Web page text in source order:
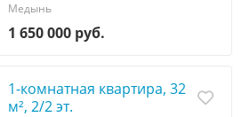
1 650 000 руб.
Медынь
1-комнатная квартира, 32
м², 2/2 эт.